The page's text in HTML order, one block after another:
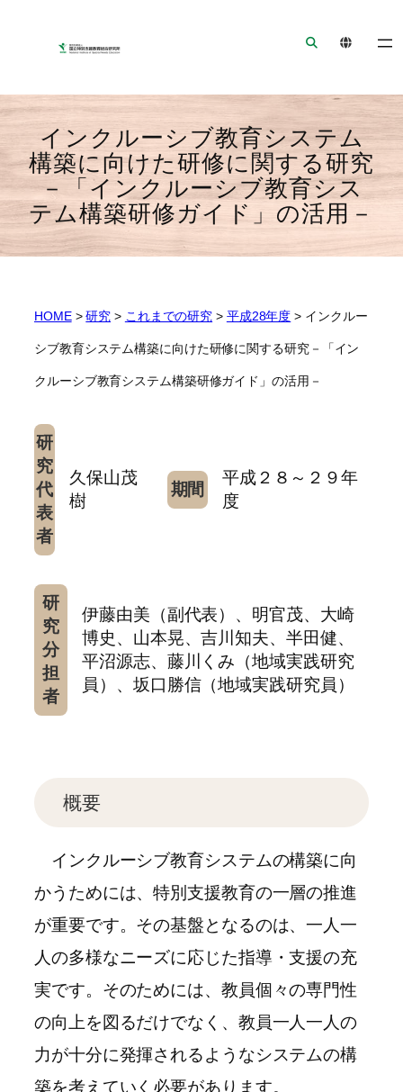
シ
ジ
ャ
ン
へ
ジ
へ
プ
インクルーシブ教育システム
構築に向けた研修に関する研究
－「インクルーシブ教育シス
テム構築研修ガイド」の活用－
HOME>研究 > これまでの研究 > 平成28年度 > インクルー
シブ教育システム構築に向けた研修に関する研究－「イン
クルーシブ教育システム構築研修ガイド」の活用－
研
究
代
表
者
久保山茂
樹
期間
平成２８～２９年
度
研
究
分
担
者
伊藤由美（副代表）、明官茂、大崎
博史、山本晃、吉川知夫、半田健、
平沼源志、藤川くみ（地域実践研究
員）、坂口勝信（地域実践研究員）
概要
インクルーシブ教育システムの構築に向
かうためには、特別支援教育の一層の推進
が重要です。その基盤となるのは、一人一
人の多様なニーズに応じた指導・支援の充
実です。そのためには、教員個々の専門性
の向上を図るだけでなく、教員一人一人の
力が十分に発揮されるようなシステムの構
築を考えていく必要があります。